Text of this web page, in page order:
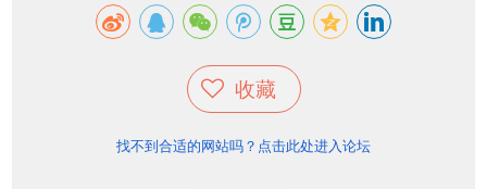
收藏
找不到合适的网站吗？点击此处进入论坛